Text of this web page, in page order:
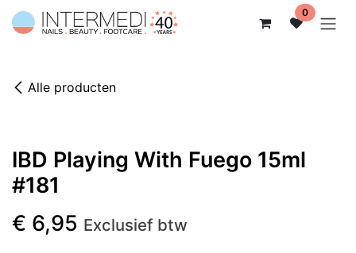
Overslaan naar inhoud 0
Alle producten
IBD Playing With Fuego 15ml
#181
€ 6,95 Exclusief btw